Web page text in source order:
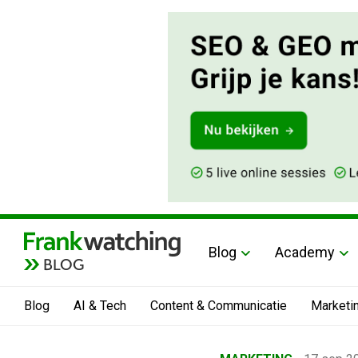
BLOG
Blog Academy
Blog AI & Tech Content & Communicatie